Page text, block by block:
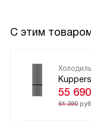
С этим
55 690
61 390 руб.